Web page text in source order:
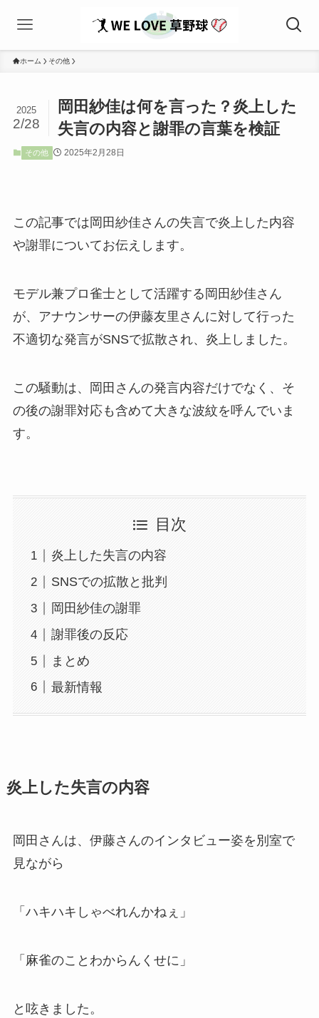
ホーム その他
岡田紗佳は何を言った？炎上した
失言の内容と謝罪の言葉を検証
2025
2/28
その他 2025年2月28日
この記事では岡田紗佳さんの失言で炎上した内容
や謝罪についてお伝えします。
モデル兼プロ雀士として活躍する岡田紗佳さん
が、アナウンサーの伊藤友里さんに対して行った
不適切な発言がSNSで拡散され、炎上しました。
この騒動は、岡田さんの発言内容だけでなく、そ
の後の謝罪対応も含めて大きな波紋を呼んでいま
す。
目次
炎上した失言の内容
SNSでの拡散と批判
岡田紗佳の謝罪
謝罪後の反応
まとめ
最新情報
炎上した失言の内容
岡田さんは、伊藤さんのインタビュー姿を別室で
見ながら
「ハキハキしゃべれんかねぇ」
「麻雀のことわからんくせに」
と呟きました。